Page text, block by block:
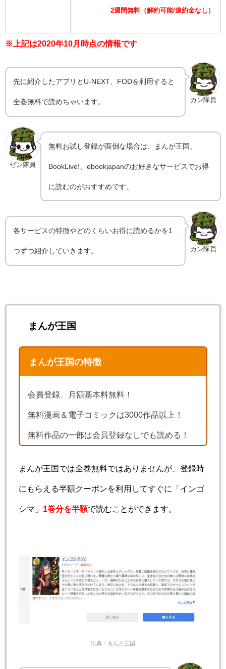
2週間無料（解約可能/違約金なし）
※上記は2020年10月時点の情報です
カン隊員
先に紹介したアプリとU-NEXT、FODを利用すると
全巻無料で読めちゃいます。
ゼン隊員
無料お試し登録が面倒な場合は、まんが王国、
BookLive!、ebookjapanのお好きなサービスでお得
に読むのがおすすめです。
カン隊員
各サービスの特徴やどのくらいお得に読めるかを1
つずつ紹介していきます。
まんが王国
まんが王国の特徴
会員登録、月額基本料無料！
無料漫画＆電子コミックは3000作品以上！
無料作品の一部は会員登録なしでも読める！
まんが王国では全巻無料ではありませんが、登録時
にもらえる半額クーポンを利用してすぐに「インゴ
シマ」 1巻分を半額で読むことができます。
出典：まんが王国